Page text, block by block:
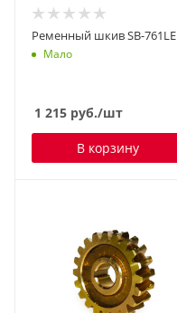
Ременный шкив SB-761LE
Мало
1 215 руб./шт
В корзину